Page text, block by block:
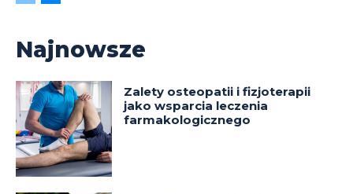
Najnowsze
Zalety osteopatii i fizjoterapii
jako wsparcia leczenia
farmakologicznego